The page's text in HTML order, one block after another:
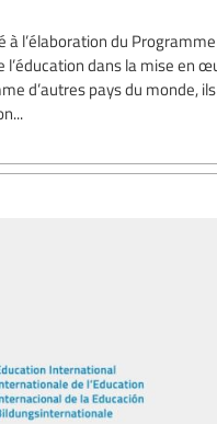
l’élaboration du
dans la mise en
d’autres pays du monde,